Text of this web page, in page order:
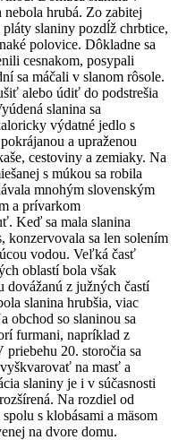
nebola hrubá. Zo zabitej
slaniny pozdĺž chrbtice,
polovice. Dôkladne sa
cesnakom, posypali
sa máčali v slanom rôsole.
alebo údiť do podstrešia
slanina sa
výdatné jedlo s
a upraženou
cestoviny a zemiaky. Na
s múkou sa robila
mnohým slovenským
a prívarkom
Keď sa mala slanina
konzervovala sa len solením
vodou. Veľká časť
oblastí bola však
dovážanú z južných častí
slanina hrubšia, viac
obchod so slaninou sa
furmani, napríklad z
20. storočia sa
na masť a
slaniny je i v súčasnosti
Na rozdiel od
s klobásami a mäsom
na dvore domu.